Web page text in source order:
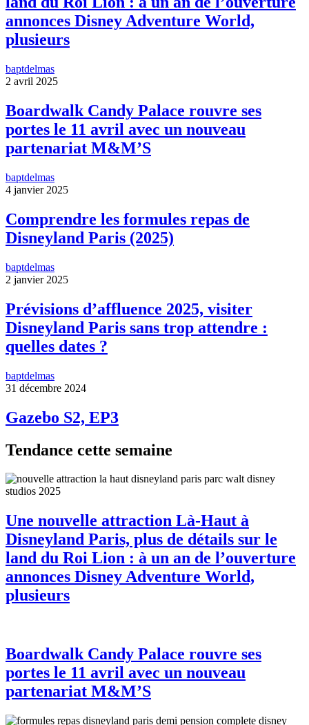
annonces Disney Adventure World,
plusieurs
baptdelmas
2 avril 2025
Boardwalk Candy Palace rouvre ses
portes le 11 avril avec un nouveau
partenariat M&M’S
baptdelmas
4 janvier 2025
Comprendre les formules repas de
Disneyland Paris (2025)
baptdelmas
2 janvier 2025
Prévisions d’affluence 2025, visiter
Disneyland Paris sans trop attendre :
quelles dates ?
baptdelmas
31 décembre 2024
Gazebo S2, EP3
Tendance cette semaine
Une nouvelle attraction Là-Haut à
Disneyland Paris, plus de détails sur le
land du Roi Lion : à un an de l’ouverture
annonces Disney Adventure World,
plusieurs
Boardwalk Candy Palace rouvre ses
portes le 11 avril avec un nouveau
partenariat M&M’S